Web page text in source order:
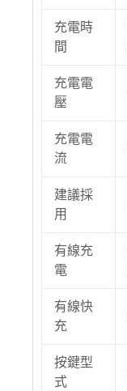
充電時
間
充電電
壓
充電電
流
建議採
用
有線充
電
有線快
充
按鍵型
式